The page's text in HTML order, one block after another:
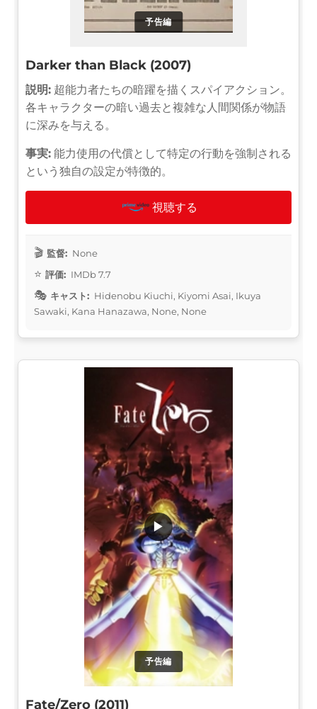
予告編
Darker than Black (2007)
説明: 超能力者たちの暗躍を描くスパイアクション。
各キャラクターの暗い過去と複雑な人間関係が物語
に深みを与える。
事実: 能力使用の代償として特定の行動を強制される
という独自の設定が特徴的。
視聴する
監督: None
評価: IMDb 7.7
キャスト: Hidenobu Kiuchi, Kiyomi Asai, Ikuya
Sawaki, Kana Hanazawa, None, None
予告編
▶
Fate/Zero (2011)